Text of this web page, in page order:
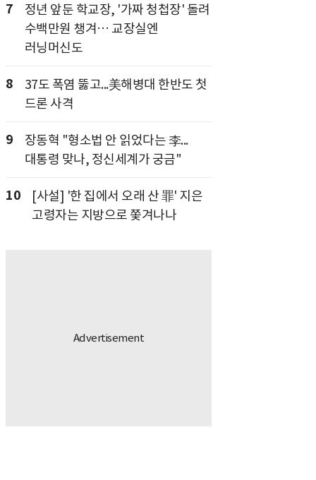
7
정년 앞둔 학교장, '가짜 청첩장' 돌려
수백만원 챙겨… 교장실엔
러닝머신도
8
37도 폭염 뚫고...美해병대 한반도 첫
드론 사격
9
장동혁 "형소법 안 읽었다는 李...
대통령 맞나, 정신세계가 궁금"
10
[사설] '한 집에서 오래 산 罪' 지은
고령자는 지방으로 쫓겨나나